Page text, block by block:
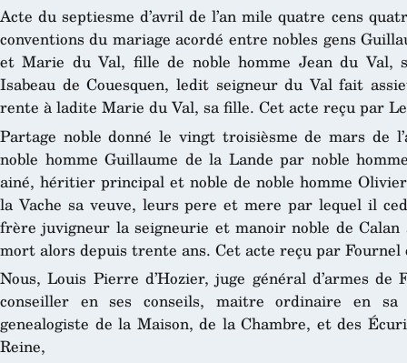
Acte du septiesme d’avril de l’an mile quatre cens
conventions du mariage acordé entre nobles gens
et Marie du Val, fille de noble homme Jean du Val,
Isabeau de Couesquen, ledit seigneur du Val fait
rente à ladite Marie du Val, sa fille. Cet acte reçu par
Partage noble donné le vingt troisièsme de mars de
noble homme Guillaume de la Lande par noble
ainé, héritier principal et noble de noble homme
la Vache sa veuve, leurs pere et mere par lequel il
frère juvigneur la seigneurie et manoir noble de
mort alors depuis trente ans. Cet acte reçu par
Nous, Louis Pierre d’Hozier, juge général d’armes
conseiller en ses conseils, maitre ordinaire en sa
genealogiste de la Maison, de la Chambre, et des
Reine,